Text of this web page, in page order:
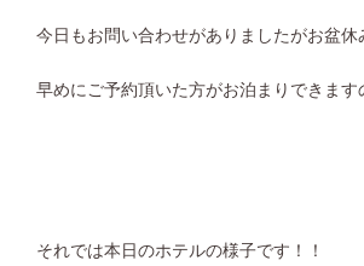
今日もお問い合わせがありましたがお盆
早めにご予約頂いた方がお泊まりできま
それでは本日のホテルの様子です！！